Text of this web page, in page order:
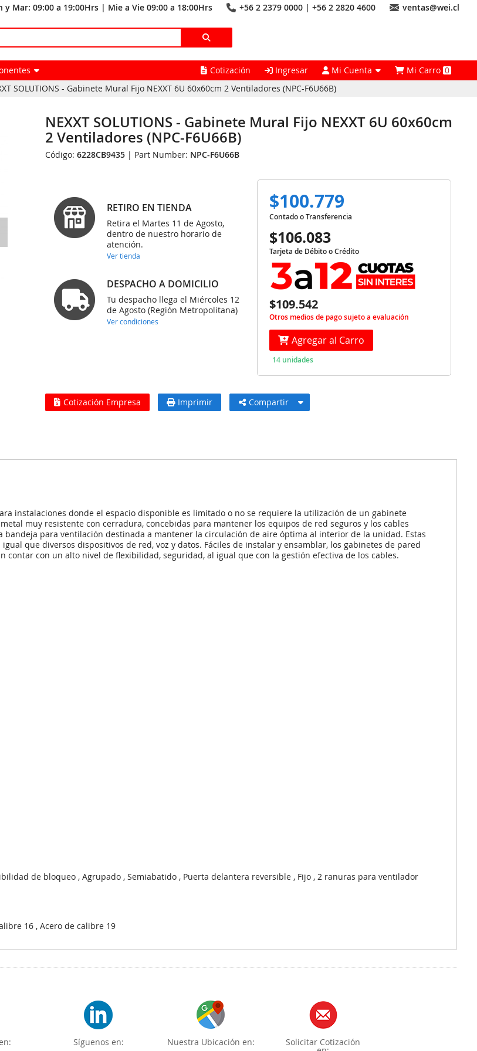
y Mar: 09:00 a 19:00Hrs | Mie a Vie 09:00 a 18:00Hrs +56 2 2379 0000 | +56 2 2820 4600 ventas@wei.cl
Cotización Ingresar Mi Cuenta Mi Carro0
SOLUTIONS - Gabinete Mural Fijo NEXXT 6U 60x60cm 2 Ventiladores (NPC-F6U66B)
NEXXT SOLUTIONS - Gabinete Mural Fijo NEXXT 6U 60x60cm
2 Ventiladores (NPC-F6U66B)
Código:6228CB9435 | Part Number: NPC-F6U66B
RETIRO EN TIENDA
Retira el Martes 11 de Agosto,
dentro de nuestro horario de
atención.
Ver tienda
DESPACHO A DOMICILIO
Tu despacho llega el Miércoles 12
de Agosto (Región Metropolitana)
Ver condiciones
$100.779
Contado o Transferencia
$106.083
Tarjeta de Débito o Crédito
$109.542
Otros medios de pago sujeto a evaluación
Agregar al Carro
14 unidades
Cotización Empresa Imprimir Compartir
instalaciones donde el espacio disponible es limitado o no se requiere la utilización de un gabinete
muy resistente con cerradura, concebidas para mantener los equipos de red seguros y los cables
para ventilación destinada a mantener la circulación de aire óptima al interior de la unidad. Estas
que diversos dispositivos de red, voz y datos. Fáciles de instalar y ensamblar, los gabinetes de pared
con un alto nivel de flexibilidad, seguridad, al igual que con la gestión efectiva de los cables.
de bloqueo , Agrupado , Semiabatido , Puerta delantera reversible , Fijo , 2 ranuras para ventilador
16 , Acero de calibre 19
Síguenos en: Nuestra Ubicación en: Solicitar Cotización